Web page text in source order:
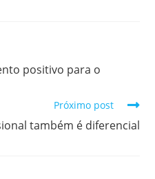
positivo para o
Próximo post
também é diferencial